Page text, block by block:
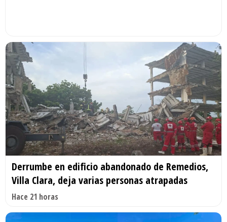
Derrumbe en edificio abandonado de Remedios,
Villa Clara, deja varias personas atrapadas
Hace 21 horas